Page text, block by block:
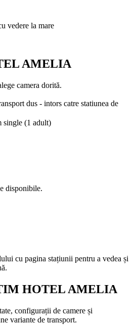
vedere la mare
AMELIA
camera dorită.
dus - intors catre statiunea de
single (1 adult)
disponibile.
cu pagina stațiunii pentru a vedea și
HOTEL AMELIA
configurații de camere și
variante de transport.